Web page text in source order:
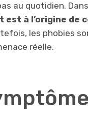
au quotidien.
est à l’origine de
les phobies
réelle.